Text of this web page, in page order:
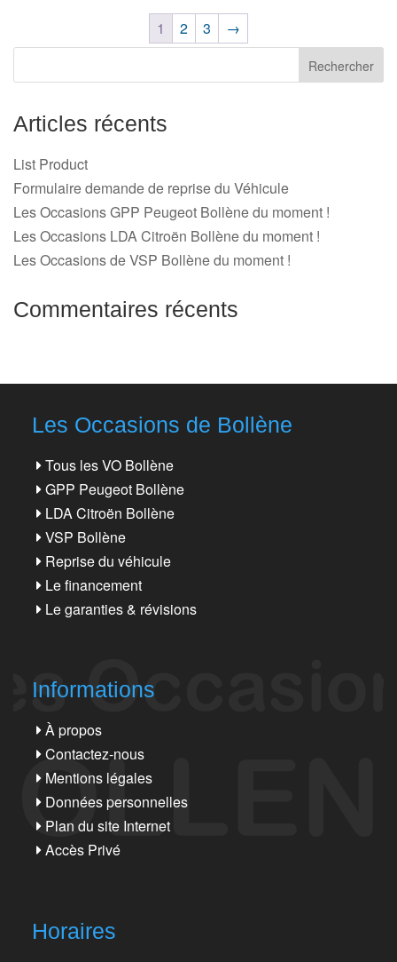
1 2 3 →
Articles récents
List Product
Formulaire demande de reprise du Véhicule
Les Occasions GPP Peugeot Bollène du moment !
Les Occasions LDA Citroën Bollène du moment !
Les Occasions de VSP Bollène du moment !
Commentaires récents
Les Occasions de Bollène
Tous les VO Bollène
GPP Peugeot Bollène
LDA Citroën Bollène
VSP Bollène
Reprise du véhicule
Le financement
Le garanties & révisions
Informations
À propos
Contactez-nous
Mentions légales
Données personnelles
Plan du site Internet
Accès Privé
Horaires